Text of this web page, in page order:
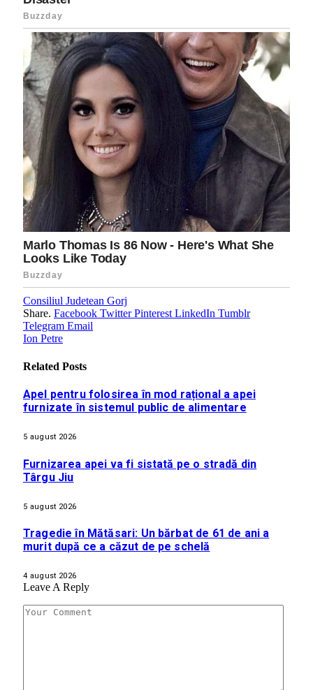
Consiliul Judetean Gorj
Share. Facebook Twitter Pinterest LinkedIn Tumblr
Telegram Email
Ion Petre
Related Posts
Apel pentru folosirea în mod rațional a apei
furnizate în sistemul public de alimentare
5 august 2026
Furnizarea apei va fi sistată pe o stradă din
Târgu Jiu
5 august 2026
Tragedie în Mătăsari: Un bărbat de 61 de ani a
murit după ce a căzut de pe schelă
4 august 2026
Leave A Reply